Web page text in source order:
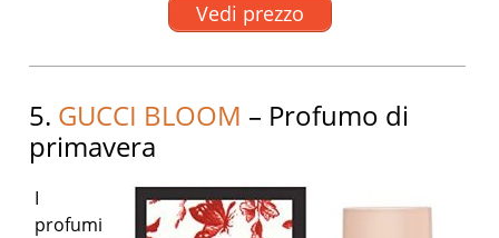
Vedi prezzo
5. GUCCI BLOOM – Profumo di
primavera
I
profumi